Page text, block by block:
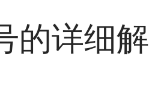
的详细